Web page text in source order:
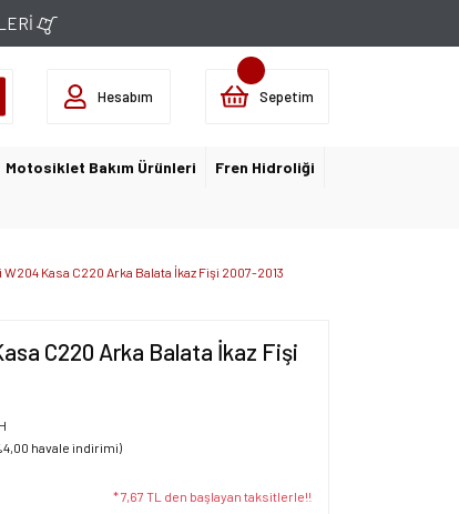
Hesabım Sepetim
Motosiklet Bakım Ürünleri Fren Hidroliği
Kasa C220 Arka Balata İkaz Fişi 2007-2013
C220 Arka Balata İkaz Fişi
havale indirimi)
* 7,67 TL den başlayan taksitlerle!!